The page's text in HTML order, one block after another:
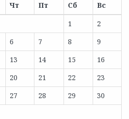
Чт Пт Сб
Вс
1
2
6 7 8
9
13 14 15
16
20 21 22
23
27 28 29
30